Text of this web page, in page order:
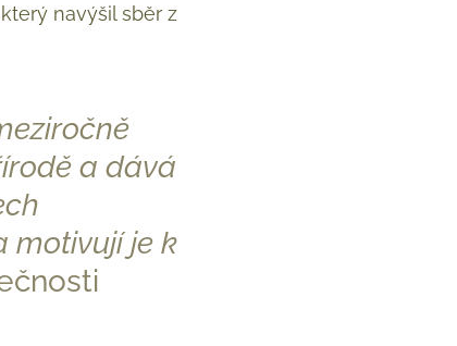
navýšil sběr z
a dává
motivují je k